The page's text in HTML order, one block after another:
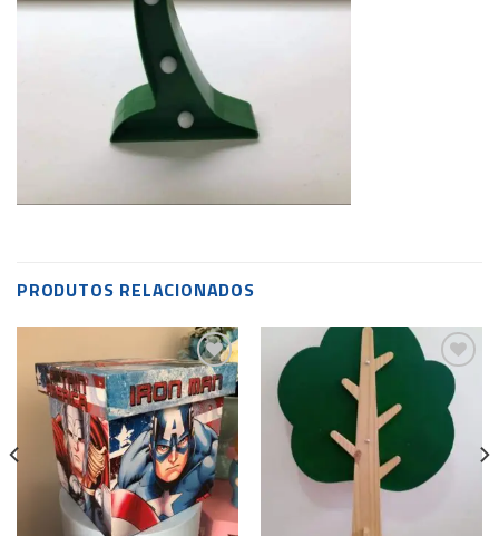
PRODUTOS RELACIONADOS
Add to
wishlist
Add to
wishlist